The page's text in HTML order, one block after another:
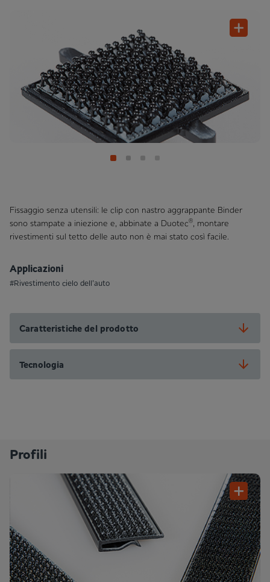
Fissaggio senza utensili: le clip con nastro aggrappante Binder
sono stampate a iniezione e, abbinate a Duotec®, montare
rivestimenti sul tetto delle auto non è mai stato così facile.
Applicazioni
#Rivestimento cielo dell’auto
Caratteristiche del prodotto
Tecnologia
Profili